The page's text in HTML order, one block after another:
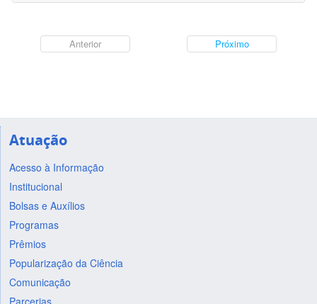
Anterior Próximo
Atuação
Acesso à Informação
Institucional
Bolsas e Auxílios
Programas
Prêmios
Popularização da Ciência
Comunicação
Parcerias